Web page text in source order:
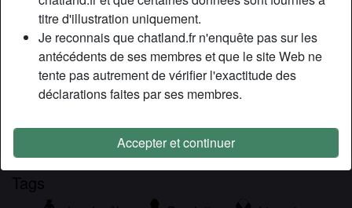
titre d'illustration uniquement.
Je reconnais que chatland.fr n'enquête pas sur les
antécédents de ses membres et que le site Web ne
tente pas autrement de vérifier l'exactitude des
déclarations faites par ses membres.
Accepter et continuer
serais peut-être votre future maîtresse. Mon profil bdsm est
donc destinée aux hommes désirant se faire dresser, voire
se faire rééduquer. S’il y a des femmes qui désirent me voir
dresser leurs maris, elles sont les bienvenues .
Homme, Hétéro, Bisexuel(le)
Tags